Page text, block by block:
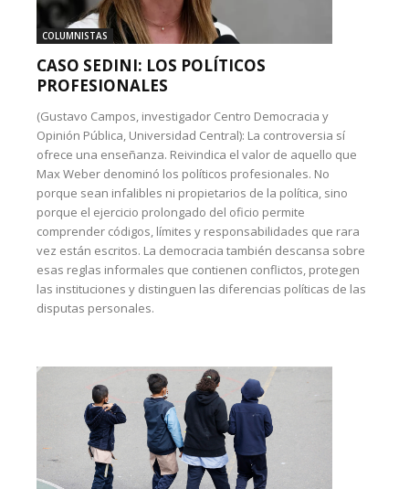
COLUMNISTAS
CASO SEDINI: LOS POLÍTICOS
PROFESIONALES
(Gustavo Campos, investigador Centro Democracia y
Opinión Pública, Universidad Central): La controversia sí
ofrece una enseñanza. Reivindica el valor de aquello que
Max Weber denominó los políticos profesionales. No
porque sean infalibles ni propietarios de la política, sino
porque el ejercicio prolongado del oficio permite
comprender códigos, límites y responsabilidades que rara
vez están escritos. La democracia también descansa sobre
esas reglas informales que contienen conflictos, protegen
las instituciones y distinguen las diferencias políticas de las
disputas personales.